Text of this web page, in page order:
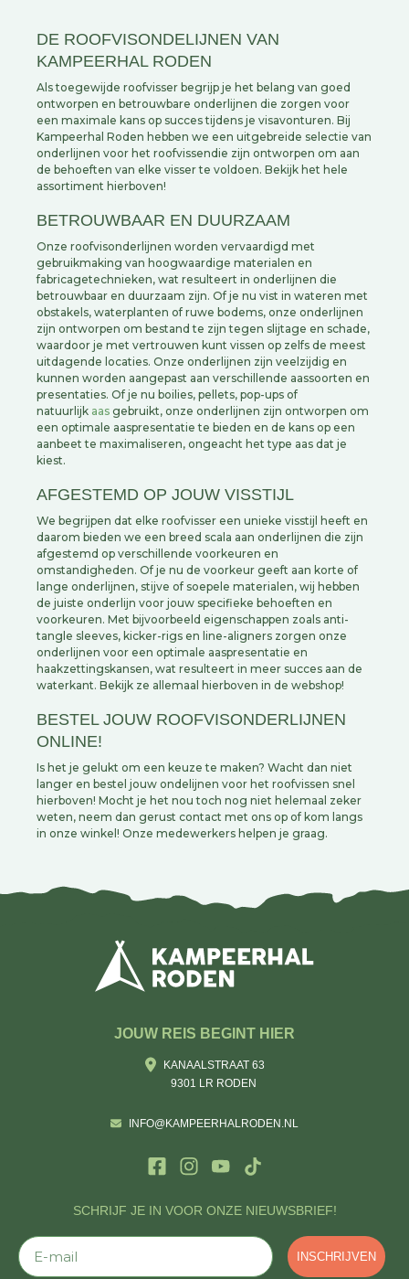
DE ROOFVISONDELIJNEN VAN
KAMPEERHAL RODEN
Als toegewijde roofvisser begrijp je het belang van goed
ontworpen en betrouwbare onderlijnen die zorgen voor
een maximale kans op succes tijdens je visavonturen. Bij
Kampeerhal Roden hebben we een uitgebreide selectie van
onderlijnen voor het roofvissendie zijn ontworpen om aan
de behoeften van elke visser te voldoen. Bekijk het hele
assortiment hierboven!
BETROUWBAAR EN DUURZAAM
Onze roofvisonderlijnen worden vervaardigd met
gebruikmaking van hoogwaardige materialen en
fabricagetechnieken, wat resulteert in onderlijnen die
betrouwbaar en duurzaam zijn. Of je nu vist in wateren met
obstakels, waterplanten of ruwe bodems, onze onderlijnen
zijn ontworpen om bestand te zijn tegen slijtage en schade,
waardoor je met vertrouwen kunt vissen op zelfs de meest
uitdagende locaties. Onze onderlijnen zijn veelzijdig en
kunnen worden aangepast aan verschillende aassoorten en
presentaties. Of je nu boilies, pellets, pop-ups of
natuurlijk aas gebruikt, onze onderlijnen zijn ontworpen om
een optimale aaspresentatie te bieden en de kans op een
aanbeet te maximaliseren, ongeacht het type aas dat je
kiest.
AFGESTEMD OP JOUW VISSTIJL
We begrijpen dat elke roofvisser een unieke visstijl heeft en
daarom bieden we een breed scala aan onderlijnen die zijn
afgestemd op verschillende voorkeuren en
omstandigheden. Of je nu de voorkeur geeft aan korte of
lange onderlijnen, stijve of soepele materialen, wij hebben
de juiste onderlijn voor jouw specifieke behoeften en
voorkeuren. Met bijvoorbeeld eigenschappen zoals anti-
tangle sleeves, kicker-rigs en line-aligners zorgen onze
onderlijnen voor een optimale aaspresentatie en
haakzettingskansen, wat resulteert in meer succes aan de
waterkant. Bekijk ze allemaal hierboven in de webshop!
BESTEL JOUW ROOFVISONDERLIJNEN
ONLINE!
Is het je gelukt om een keuze te maken? Wacht dan niet
langer en bestel jouw ondelijnen voor het roofvissen snel
hierboven! Mocht je het nou toch nog niet helemaal zeker
weten, neem dan gerust contact met ons op of kom langs
in onze winkel! Onze medewerkers helpen je graag.
SCHRIJF JE IN VOOR ONZE NIEUWSBRIEF!
E-mail
INSCHRIJVEN
JOUW REIS BEGINT HIER
KANAALSTRAAT 63
9301 LR RODEN
INFO@KAMPEERHALRODEN.NL